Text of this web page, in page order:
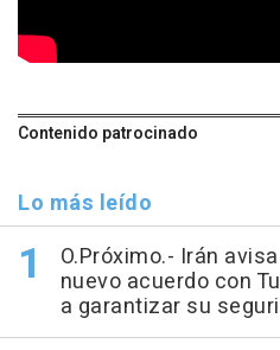
Contenido patrocinado
Lo más leído
O.Próximo.- Irán
nuevo acuerdo con
a garantizar su